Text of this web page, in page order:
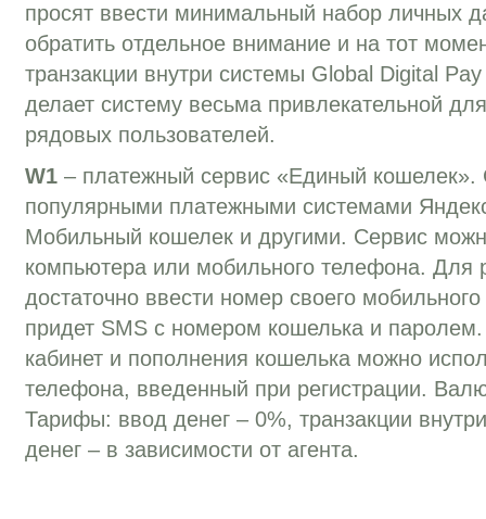
просят ввести минимальный набор личных
обратить отдельное внимание и на тот
транзакции внутри системы Global Digital
делает систему весьма привлекательной
рядовых пользователей.
W1 – платежный сервис «Единый кошелек».
популярными платежными системами
Мобильный кошелек и другими. Сервис
компьютера или мобильного телефона. Для
достаточно ввести номер своего
придет SMS с номером кошелька и
кабинет и пополнения кошелька можно
телефона, введенный при регистрации.
Тарифы: ввод денег – 0%, транзакции
денег – в зависимости от агента.